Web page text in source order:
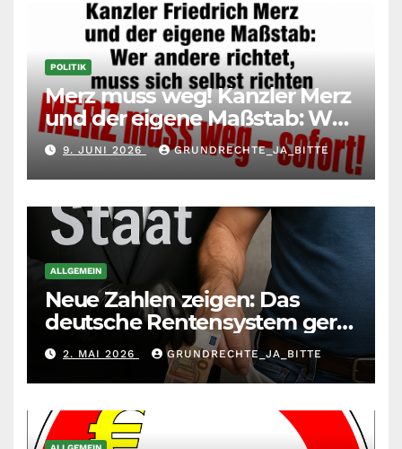
POLITIK
Merz muss weg! Kanzler Merz
und der eigene Maßstab: Wer
andere richtet, muss sich
selbst richten
9. JUNI 2026 GRUNDRECHTE_JA_BITTE
ALLGEMEIN
Neue Zahlen zeigen: Das
deutsche Rentensystem gerät
durch die
Massenzuwanderung
zunehmend unter die Räder.
2. MAI 2026 GRUNDRECHTE_JA_BITTE